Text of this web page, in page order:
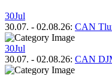
30Jul
30.07. - 02.08.26: CAN
30Jul
30.07. - 02.08.26: CAN